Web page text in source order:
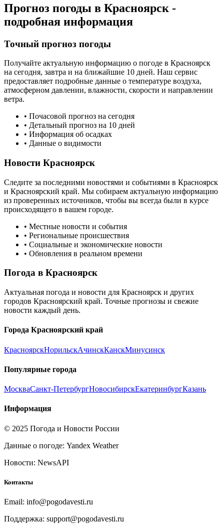
Прогноз погоды в Красноярск -
подробная информация
Точный прогноз погоды
Получайте актуальную информацию о погоде в Красноярск
на сегодня, завтра и на ближайшие 10 дней. Наш сервис
предоставляет подробные данные о температуре воздуха,
атмосферном давлении, влажности, скорости и направлении
ветра.
• Почасовой прогноз на сегодня
• Детальный прогноз на 10 дней
• Информация об осадках
• Данные о видимости
Новости Красноярск
Следите за последними новостями и событиями в Красноярск
и Красноярский край. Мы собираем актуальную информацию
из проверенных источников, чтобы вы всегда были в курсе
происходящего в вашем городе.
• Местные новости и события
• Региональные происшествия
• Социальные и экономические новости
• Обновления в реальном времени
Погода в Красноярск
Актуальная погода и новости для Красноярск и других
городов Красноярский край. Точные прогнозы и свежие
новости каждый день.
Города Красноярский край
КрасноярскНорильскАчинскКанскМинусинск
Популярные города
МоскваСанкт-ПетербургНовосибирскЕкатеринбургКазань
Информация
© 2025 Погода и Новости России
Данные о погоде: Yandex Weather
Новости: NewsAPI
Контакты
Email: info@pogodavesti.ru
Поддержка: support@pogodavesti.ru